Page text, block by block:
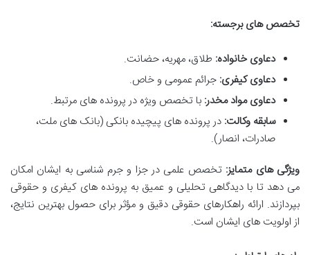
تخصص های برجسته:
دعاوی خانواده: طلاق، مهریه، حضانت.
دعاوی کیفری: جرائم عمومی و خاص.
دعاوی مواد مخدر: با تخصص ویژه در پرونده های مرتبط.
سابقه وکالت: در پرونده های پیچیده بانکی (بانک های ملت،
صادرات، انصار).
ویژگی های متمایز: تخصص علمی در جزا و جرم شناسی به ایشان امکان
می دهد تا با دیدگاهی تحلیلی و عمیق به پرونده های کیفری و حقوقی
بپردازند. ارائه راهکارهای حقوقی دقیق و مؤثر برای حصول بهترین نتایج،
از اولویت های ایشان است.